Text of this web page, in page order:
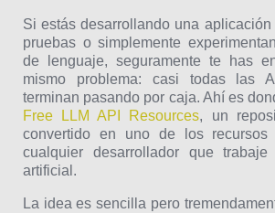
Si estás desarrollando una
pruebas o simplemente
de lenguaje, seguramente te has
mismo problema: casi todas las
terminan pasando por caja. Ahí es
Free LLM API Resources, un
convertido en uno de los recursos
cualquier desarrollador que
artificial.
La idea es sencilla pero